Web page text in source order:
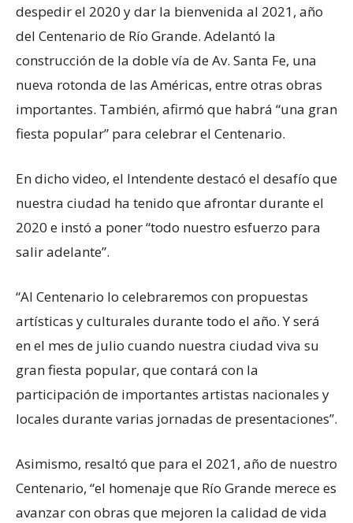
despedir el 2020 y dar la bienvenida al 2021, año
del Centenario de Río Grande. Adelantó la
construcción de la doble vía de Av. Santa Fe, una
nueva rotonda de las Américas, entre otras obras
importantes. También, afirmó que habrá “una gran
fiesta popular” para celebrar el Centenario.
En dicho video, el Intendente destacó el desafío que
nuestra ciudad ha tenido que afrontar durante el
2020 e instó a poner “todo nuestro esfuerzo para
salir adelante”.
“Al Centenario lo celebraremos con propuestas
artísticas y culturales durante todo el año. Y será
en el mes de julio cuando nuestra ciudad viva su
gran fiesta popular, que contará con la
participación de importantes artistas nacionales y
locales durante varias jornadas de presentaciones”.
Asimismo, resaltó que para el 2021, año de nuestro
Centenario, “el homenaje que Río Grande merece es
avanzar con obras que mejoren la calidad de vida